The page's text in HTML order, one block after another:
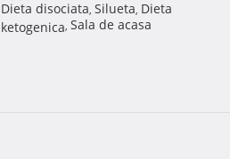
Dieta disociata, Silueta, Dieta
ketogenica, Sala de acasa